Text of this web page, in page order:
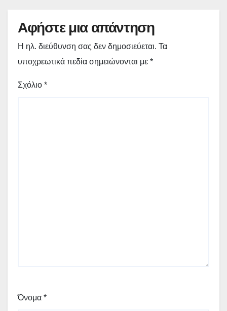
Αφήστε μια απάντηση
Η ηλ. διεύθυνση σας δεν δημοσιεύεται. Τα
υποχρεωτικά πεδία σημειώνονται με *
Σχόλιο *
Όνομα *